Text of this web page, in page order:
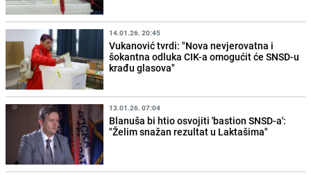
14.01.26. 20:45
Vukanović tvrdi: "Nova nevjerovatna i
šokantna odluka CIK-a omogućit će SNSD-u
krađu glasova"
13.01.26. 07:04
Blanuša bi htio osvojiti 'bastion SNSD-a':
"Želim snažan rezultat u Laktašima"